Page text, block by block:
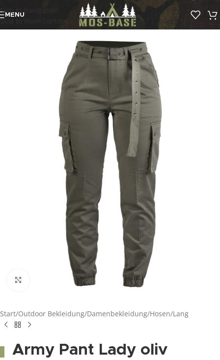
Skip to navigation
Skip to main content
MENU
Click to enlarge
Start/Outdoor Bekleidung/Damenbekleidung/Hosen/Lang
Army Pant Lady oliv